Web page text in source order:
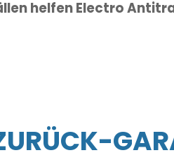
helfen Electro